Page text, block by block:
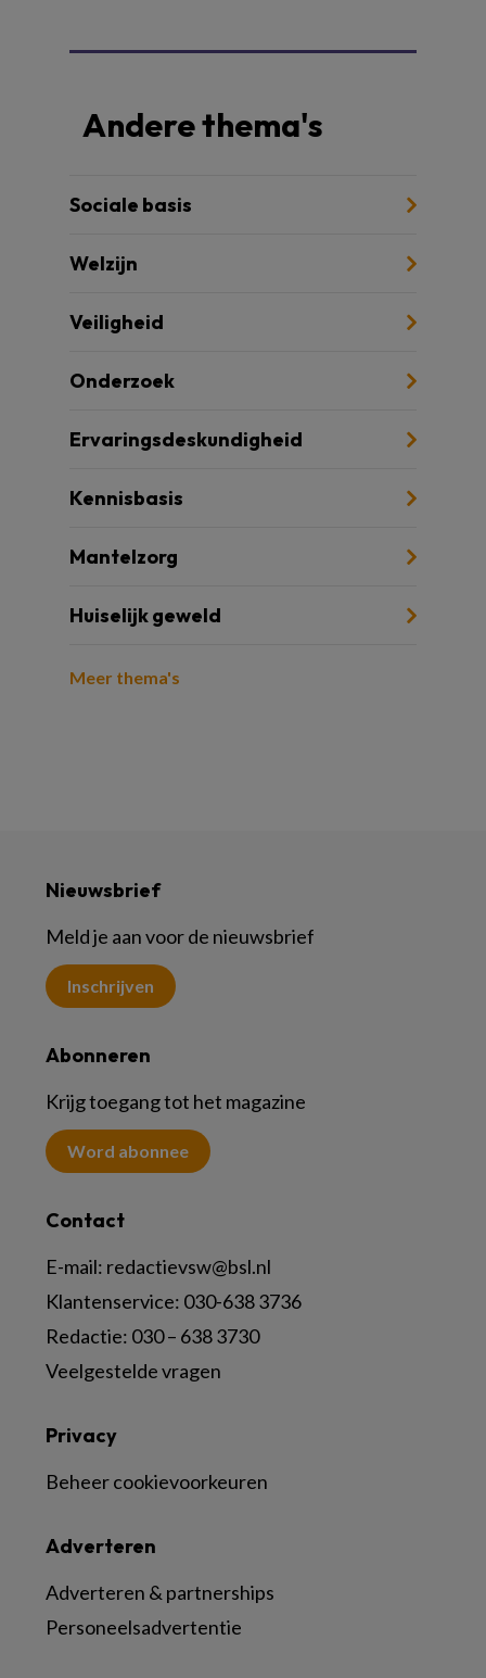
Andere thema's
Sociale basis
Welzijn
Veiligheid
Onderzoek
Ervaringsdeskundigheid
Kennisbasis
Mantelzorg
Huiselijk geweld
Meer thema's
Nieuwsbrief
Meld je aan voor de nieuwsbrief
Inschrijven
Abonneren
Krijg toegang tot het magazine
Word abonnee
Contact
E-mail: redactievsw@bsl.nl
Klantenservice: 030-638 3736
Redactie: 030 – 638 3730
Veelgestelde vragen
Adverteren
Adverteren & partnerships
Personeelsadvertentie
Privacy
Beheer cookievoorkeuren